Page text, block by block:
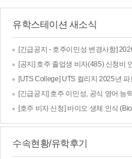
유학스테이션 새소식
[긴급공지 - 호주이민성 변경사항]
[공지] 호주 졸업생 비자(485) 신청비
[UTS College] UTS 컬리지 2025년
[긴급공지] 호주 이민성, 공식 영어 능
[호주 비자 신청] 바이오 생체 인식
수속현황/유학후기